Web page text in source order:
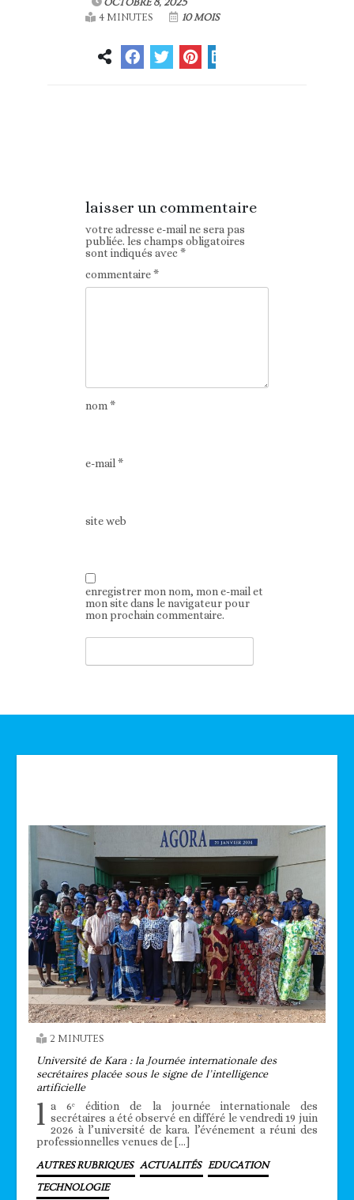
4 MINUTES
10 MOIS
laisser un commentaire
votre adresse e-mail ne sera pas
publiée. les champs obligatoires
sont indiqués avec*
commentaire*
nom*
e-mail*
site web
enregistrer mon nom, mon e-mail et
mon site dans le navigateur pour
mon prochain commentaire.
2 MINUTES
Université de Kara : la Journée internationale des
secrétaires placée sous le signe de l’intelligence
artificielle
l a 6ᵉ édition de la journée internationale des
secrétaires a été observé en différé le vendredi 19 juin
2026 à l’université de kara. l’événement a réuni des
professionnelles venues de […]
AUTRES RUBRIQUES ACTUALITÉS EDUCATION
TECHNOLOGIE